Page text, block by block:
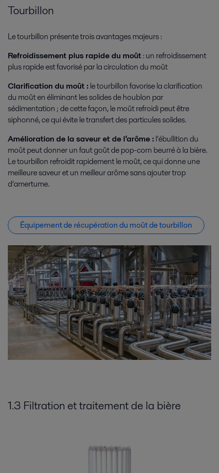
Tourbillon
Le tourbillon présente trois avantages majeurs :
Refroidissement plus rapide du moût: un refroidissement
plus rapide est favorisé par la circulation du moût
Clarification du moût :le tourbillon favorise la clarification
du moût en éliminant les solides de houblon par
sédimentation ; de cette façon, le moût refroidi peut être
siphonné, ce qui évite le transfert des particules solides.
Amélioration de la saveur et de l’arôme :l’ébullition du
moût peut donner un faut goût de pop-corn beurré à la bière.
Le tourbillon refroidit rapidement le moût, ce qui donne une
meilleure saveur et un meilleur arôme sans ajouter trop
d’amertume.
Équipement de récupération du moût de tourbillon
1.3 Filtration et traitement de la bière